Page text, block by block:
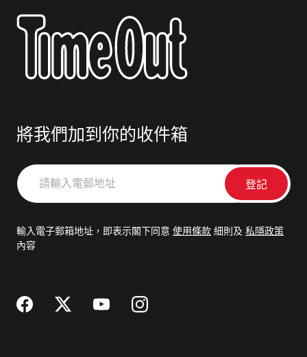
將我們加到你的收件箱
請
輸
郵
輸入電子郵箱地址，即表示閣下同意 使用條款 細則及 私隱政策
內容